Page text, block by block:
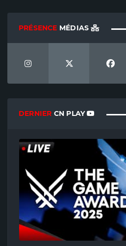
PRÉSENCE MÉDIAS
DERNIER CN PLAY